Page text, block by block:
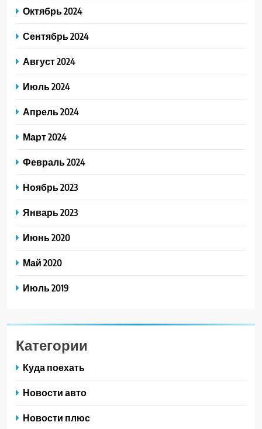
Октябрь 2024
Сентябрь 2024
Август 2024
Июль 2024
Апрель 2024
Март 2024
Февраль 2024
Ноябрь 2023
Январь 2023
Июнь 2020
Май 2020
Июль 2019
Категории
Куда поехать
Новости авто
Новости плюс